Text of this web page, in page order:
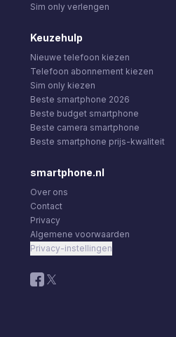
Sim only verlengen
Keuzehulp
Nieuwe telefoon kiezen
Telefoon abonnement kiezen
Sim only kiezen
Beste smartphone 2026
Beste budget smartphone
Beste camera smartphone
Beste smartphone prijs-kwaliteit
smartphone.nl
Over ons
Contact
Privacy
Algemene voorwaarden
Privacy-instellingen